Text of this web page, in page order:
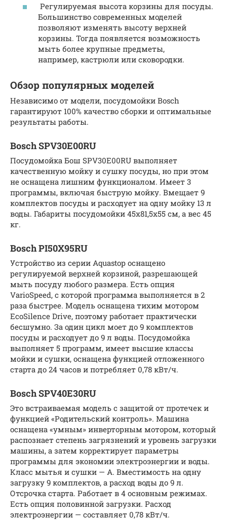
Регулируемая высота корзины для посуды.
Большинство современных моделей
позволяют изменять высоту верхней
корзины. Тогда появляется возможность
мыть более крупные предметы,
например, кастрюли или сковородки.
Обзор популярных моделей
Независимо от модели, посудомойки Bosch
гарантируют 100% качество сборки и оптимальные
результаты работы.
Bosch SPV30E00RU
Посудомойка Бош SPV30E00RU выполняет
качественную мойку и сушку посуды, но при этом
не оснащена лишним функционалом. Имеет 3
программы, включая быструю мойку. Вмещает 9
комплектов посуды и расходует на одну мойку 13 л
воды. Габариты посудомойки 45х81,5х55 см, а вес 45
кг.
Bosch PI50X95RU
Устройство из серии Aquastop оснащено
регулируемой верхней корзиной, разрешающей
мыть посуду любого размера. Есть опция
VarioSpeed, с которой программа выполняется в 2
раза быстрее. Модель оснащена тихим мотором
EcoSilence Drive, поэтому работает практически
бесшумно. За один цикл моет до 9 комплектов
посуды и расходует до 9 л воды. Посудомойка
выполняет 5 программ, имеет высшие классы
мойки и сушки, оснащена функцией отложенного
старта до 24 часов и потребляет 0,78 кВт/ч.
Bosch SPV40E30RU
Это встраиваемая модель с защитой от протечек и
функцией «Родительский контроль». Машина
оснащена «умным» инверторным мотором, который
распознает степень загрязнений и уровень загрузки
машины, а затем корректирует параметры
программы для экономии электроэнергии и воды.
Класс мытья и сушки — А. Вместимость на одну
загрузку 9 комплектов, а расход воды до 9 л.
Отсрочка старта. Работает в 4 основным режимах.
Есть опция половинной загрузки. Расход
электроэнергии — составляет 0,78 кВт/ч.